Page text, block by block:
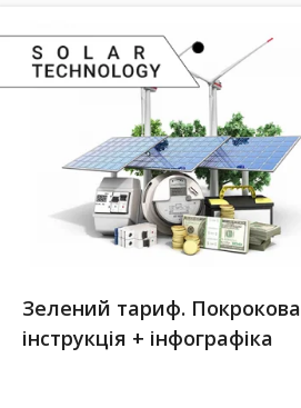
Зелений тариф. Покрокова
інструкція + інфографіка